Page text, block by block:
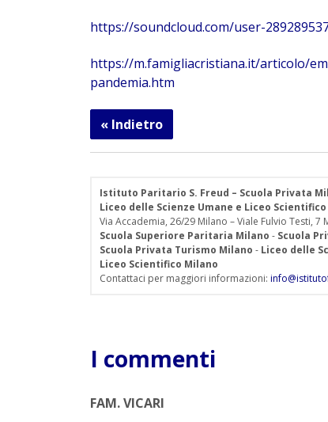
https://soundcloud.com/user-
https://m.famigliacristiana.it/articolo/
pandemia.htm
« Indietro
Istituto Paritario S. Freud – Scuola Privata
Liceo delle Scienze Umane e Liceo Scientifico
Via Accademia, 26/29 Milano – Viale Fulvio Testi, 7
Scuola Superiore Paritaria Milano - Scuola
Scuola Privata Turismo Milano - Liceo delle
Liceo Scientifico Milano
Contattaci per maggiori informazioni:
I commenti
FAM. VICARI